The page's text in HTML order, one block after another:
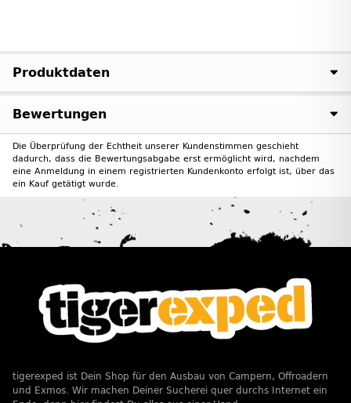
Produktdaten
Bewertungen
Die Überprüfung der Echtheit unserer Kundenstimmen geschieht
dadurch, dass die Bewertungsabgabe erst ermöglicht wird, nachdem
eine Anmeldung in einem registrierten Kundenkonto erfolgt ist, über das
ein Kauf getätigt wurde.
tigerexped ist Dein Shop für den Ausbau von Campern, Offroadern
und Exmos. Wir machen Deiner Sucherei quer durchs Internet ein